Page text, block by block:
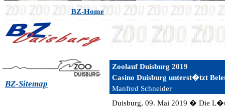
BZ-Home
BZ-Sitemap
Zoolauf Duisburg 2019
Casino Duisburg unterst�tzt
Manfred Schneider
Duisburg, 09. Mai 2019 � Die